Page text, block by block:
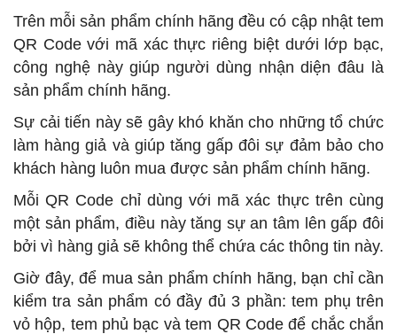
Trên mỗi sản phẩm chính hãng đều có cập nhật tem
QR Code với mã xác thực riêng biệt dưới lớp bạc,
công nghệ này giúp người dùng nhận diện đâu là
sản phẩm chính hãng.
Sự cải tiến này sẽ gây khó khăn cho những tổ chức
làm hàng giả và giúp tăng gấp đôi sự đảm bảo cho
khách hàng luôn mua được sản phẩm chính hãng.
Mỗi QR Code chỉ dùng với mã xác thực trên cùng
một sản phẩm, điều này tăng sự an tâm lên gấp đôi
bởi vì hàng giả sẽ không thể chứa các thông tin này.
Giờ đây, để mua sản phẩm chính hãng, bạn chỉ cần
kiểm tra sản phẩm có đầy đủ 3 phần: tem phụ trên
vỏ hộp, tem phủ bạc và tem QR Code để chắc chắn